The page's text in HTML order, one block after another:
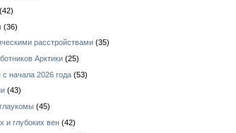
(42)
(36)
расстройствами (35)
Арктики (25)
начала 2026 года (53)
(43)
(45)
и глубоких вен (42)